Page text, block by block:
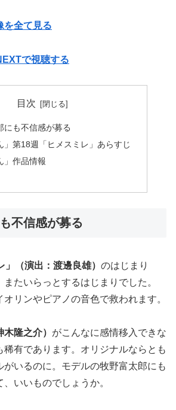
を全て見る
で視聴する
目次
にも不信感が募る
」第18週「ヒメスミレ」あらすじ
」作品情報
不信感が募る
（演出：渡邊良雄） のはじまり
たいらっとするはじまりでした。
リンやピアノの音色で救われます。
隆之介） がこんなに感情移入できな
稀有であります。オリジナルならとも
がいるのに。モデルの牧野富太郎にも
いいものでしょうか。